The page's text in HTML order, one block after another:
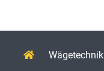
Wägetechnik